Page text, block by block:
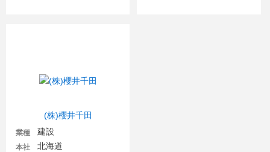
(株)櫻井千田
業種 建設
本社 北海道